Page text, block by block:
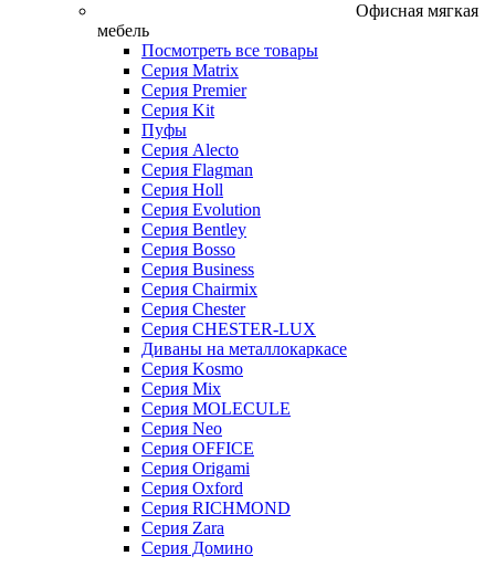
Офисная мягкая
мебель
Посмотреть все товары
Серия Matrix
Серия Premier
Серия Kit
Пуфы
Серия Alecto
Серия Flagman
Серия Holl
Серия Evolution
Серия Bentley
Серия Bosso
Серия Business
Серия Chairmix
Серия Chester
Серия CHESTER-LUX
Диваны на металлокаркасе
Серия Kosmo
Серия Mix
Серия MOLECULE
Серия Neo
Серия OFFICE
Серия Origami
Серия Oxford
Серия RICHMOND
Серия Zara
Серия Домино